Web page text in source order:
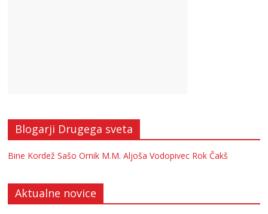
Blogarji Drugega sveta
Bine Kordež Sašo Ornik M.M. Aljoša Vodopivec Rok Čakš
Aktualne novice